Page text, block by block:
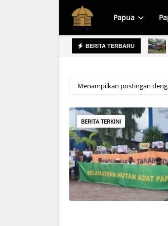
Papua
BERITA TERBARU
Asso di KPK Bukan Sikap Resmi Lembaga
Menampilkan postingan
BERITA TERKINI